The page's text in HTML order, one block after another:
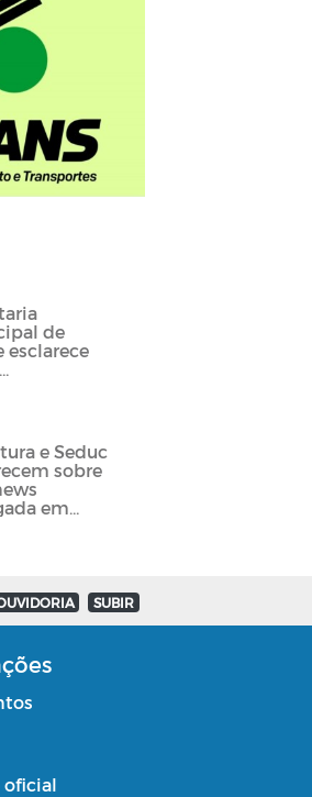
de
esclarece
a
e Seduc
sobre
em
de
e redes
SUBIR
oficial